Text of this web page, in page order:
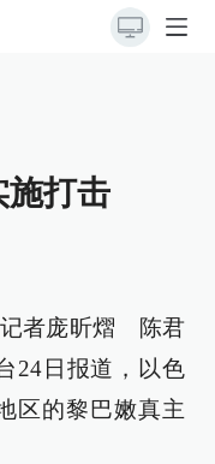
施打击
记者庞昕熠 陈君
24日报道，以色
区的黎巴嫩真主